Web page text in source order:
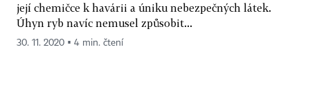
její chemičce k havárii a úniku nebezpečných látek.
Úhyn ryb navíc nemusel způsobit...
30. 11. 2020 ▪ 4 min. čtení